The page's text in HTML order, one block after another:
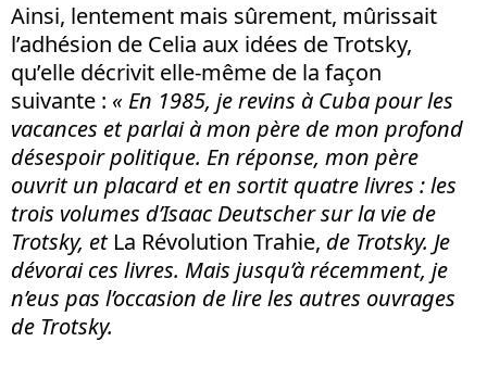
Ainsi, lentement mais sûrement, mûrissait
l’adhésion de Celia aux idées de Trotsky,
qu’elle décrivit elle-même de la façon
suivante : « En 1985, je revins à Cuba pour les
vacances et parlai à mon père de mon profond
désespoir politique. En réponse, mon père
ouvrit un placard et en sortit quatre livres : les
trois volumes d’Isaac Deutscher sur la vie de
Trotsky, etLa Révolution Trahie, de Trotsky. Je
dévorai ces livres. Mais jusqu’à récemment, je
n’eus pas l’occasion de lire les autres ouvrages
de Trotsky.